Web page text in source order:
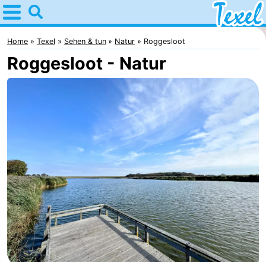
Home
Texel
Tipps
Den
Burg
-
Den
Hoorn
-
De
Cocksdorp
-
De
-
Home Texel Sehen & tun Natur Roggesloot
Roggesloot - Natur